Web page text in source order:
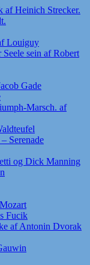
af Heinich Strecker.
Louiguy
sein af Robert
Gade
Marsch. af
Serenade
og Dick Manning
Fucik
af Antonin Dvorak